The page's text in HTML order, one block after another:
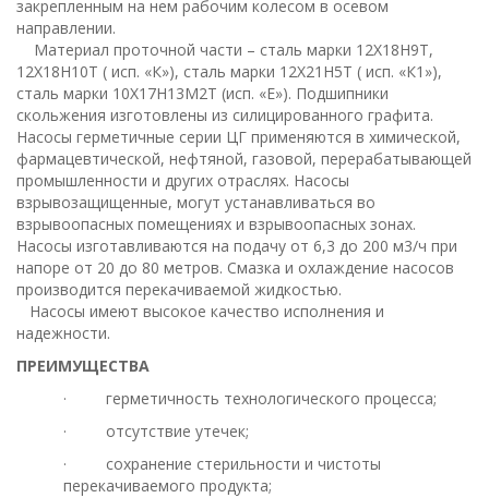
закрепленным на нем рабочим колесом в осевом
направлении.
Материал проточной части – сталь марки 12Х18Н9Т,
12Х18Н10Т ( исп. «К»), сталь марки 12Х21Н5Т ( исп. «К1»),
сталь марки 10Х17Н13М2Т (исп. «Е»). Подшипники
скольжения изготовлены из силицированного графита.
Насосы герметичные серии ЦГ применяются в химической,
фармацевтической, нефтяной, газовой, перерабатывающей
промышленности и других отраслях. Насосы
взрывозащищенные, могут устанавливаться во
взрывоопасных помещениях и взрывоопасных зонах.
Насосы изготавливаются на подачу от 6,3 до 200 м3/ч при
напоре от 20 до 80 метров. Смазка и охлаждение насосов
производится перекачиваемой жидкостью.
Насосы имеют высокое качество исполнения и
надежности.
ПРЕИМУЩЕСТВА
· герметичность технологического процесса;
· отсутствие утечек;
· сохранение стерильности и чистоты
перекачиваемого продукта;